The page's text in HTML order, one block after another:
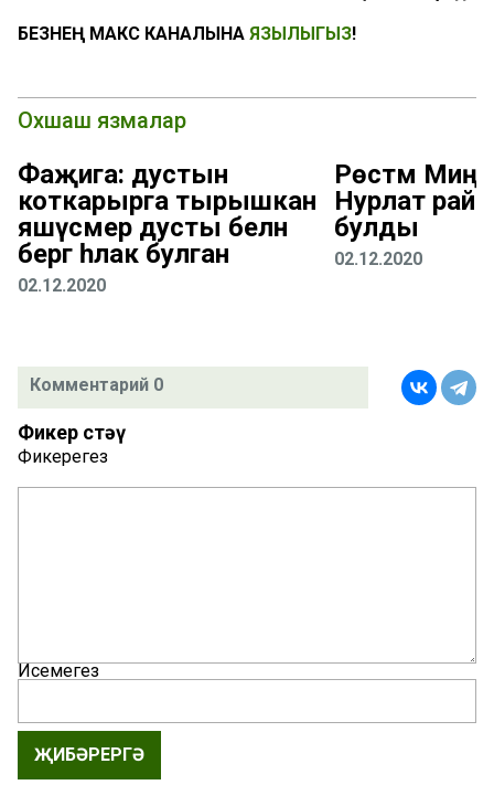
БЕЗНЕҢ МАКС КАНАЛЫНА ЯЗЫЛЫГЫЗ!
Охшаш язмалар
Фаҗига: дустын
коткарырга тырышкан
яшүсмер дусты белән
бергә һәлак булган
02.12.2020
Рөстәм
Нурлат
булды
02.12.2020
Комментарий 0
Фикер өстәү
Фикерегез
Исемегез
ҖИБӘРЕРГӘ